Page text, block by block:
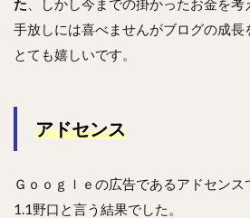
た 、しかし今までの掛かったお金を考
手放しには喜べませんがブログの成長
とても嬉しいです。
アドセンス
Ｇｏｏｇｌｅの広告であるアドセン
1.1野口と言う結果でした。